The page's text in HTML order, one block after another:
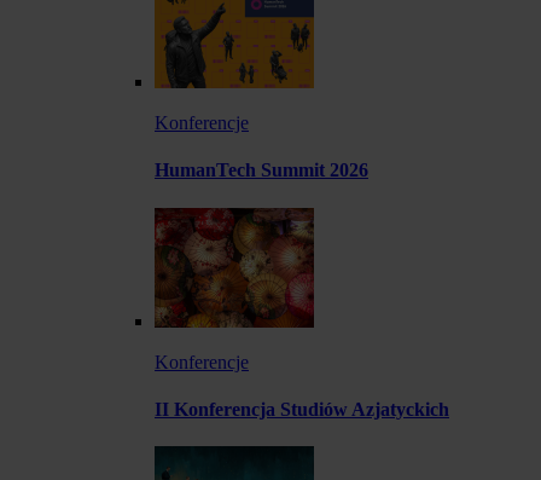
Konferencje
HumanTech Summit 2026
Konferencje
II Konferencja Studiów Azjatyckich